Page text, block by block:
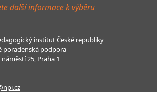
další informace k výběru
institut České republiky
poradenská podpora
25, Praha 1